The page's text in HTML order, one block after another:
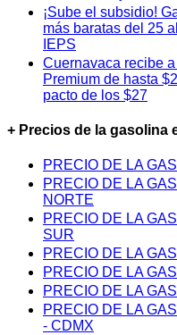
¡Sube el subsidio!
más baratas del 25
IEPS
Cuernavaca recibe
Premium de hasta
pacto de los $27
+ Precios de la gasolina
PRECIO DE LA
PRECIO DE LA
NORTE
PRECIO DE LA
SUR
PRECIO DE LA
PRECIO DE LA
PRECIO DE LA
PRECIO DE LA
- CDMX